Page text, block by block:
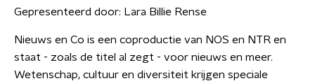
Gepresenteerd door: Lara Billie Rense
Nieuws en Co is een coproductie van NOS en NTR en
staat - zoals de titel al zegt - voor nieuws en meer.
Wetenschap, cultuur en diversiteit krijgen speciale